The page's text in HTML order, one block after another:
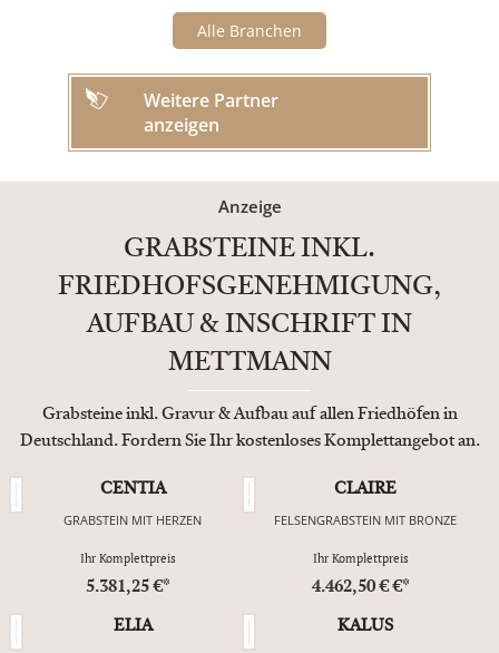
Alle Branchen
Weitere Partner
anzeigen
Anzeige
GRABSTEINE INKL.
FRIEDHOFSGENEHMIGUNG,
AUFBAU & INSCHRIFT IN
METTMANN
Grabsteine inkl. Gravur & Aufbau auf allen Friedhöfen in
Deutschland. Fordern Sie Ihr kostenloses Komplettangebot an.
CENTIA
GRABSTEIN MIT HERZEN
Ihr Komplettpreis
5.381,25 €*
CLAIRE
FELSENGRABSTEIN MIT BRONZE
Ihr Komplettpreis
4.462,50 € €*
ELIA
KALUS